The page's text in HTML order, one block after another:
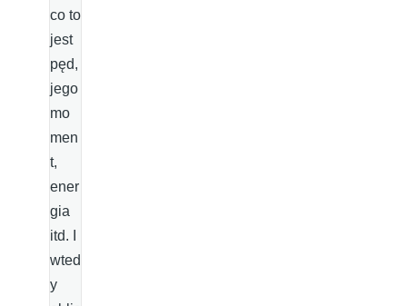
co to
jest
pęd,
jego
mo
men
t,
ener
gia
itd. I
wted
y